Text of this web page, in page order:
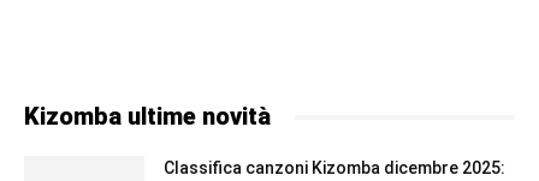
Kizomba ultime novità
Classifica canzoni Kizomba dicembre 2025: